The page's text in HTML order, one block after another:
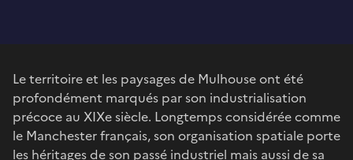
Le territoire et les paysages de Mulhouse ont été
profondément marqués par son industrialisation
précoce au XIXe siècle. Longtemps considérée comme
le Manchester français, son organisation spatiale porte
les héritages de son passé industriel mais aussi de sa